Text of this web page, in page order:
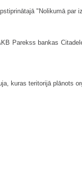
"Nolikumā par
Parekss bankas
kuras teritorijā plānots